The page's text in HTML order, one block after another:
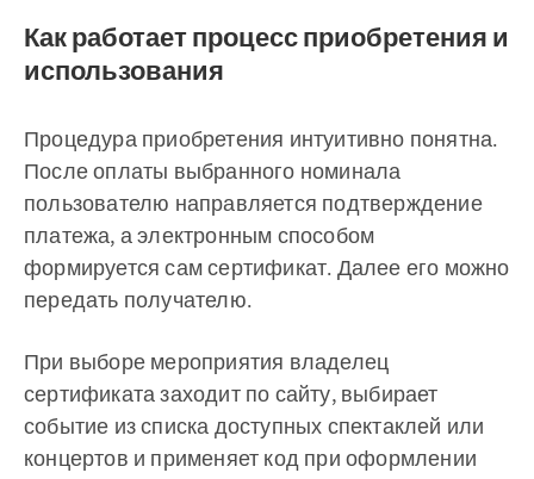
Как работает процесс приобретения и
использования
Процедура приобретения интуитивно понятна.
После оплаты выбранного номинала
пользователю направляется подтверждение
платежа, а электронным способом
формируется сам сертификат. Далее его можно
передать получателю.
При выборе мероприятия владелец
сертификата заходит по сайту, выбирает
событие из списка доступных спектаклей или
концертов и применяет код при оформлении